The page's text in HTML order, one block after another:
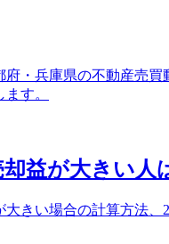
・兵庫県の不動産売
す。
益が大きい人
きい場合の計算方法、